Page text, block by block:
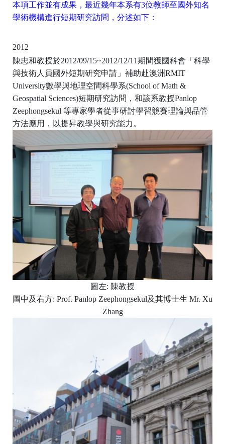
本項工作並有成果，最近幾年本系有3位教師至國外知名
學術機構進行短期研究訪問，分述如下：
2012
陳忠和教授於2012/09/15~2012/12/11期間獲國科會「科學
與技術人員國外短期研究申請」補助赴澳洲RMIT
University數學與地理空間科學系(School of Math &
Geospatial Sciences)短期研究訪問，和該系教授Panlop
Zeephongsekul 等專家學者從事研討學習競賽理論與品管
方法應用，以提昇教學與研究能力。
圖左: 陳教授
圖中及右方: Prof. Panlop Zeephongsekul及其博士生 Mr. Xu
Zhang